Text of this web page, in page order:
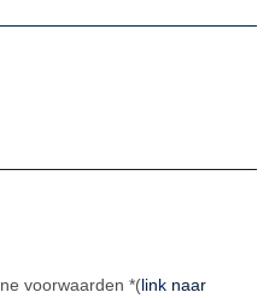
voorwaarden *(link naar